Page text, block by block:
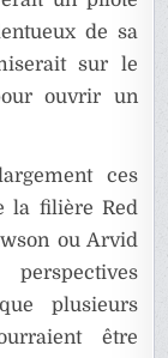
de sa
sur le
ouvrir un
ces
la filière Red
ou Arvid
plusieurs
être